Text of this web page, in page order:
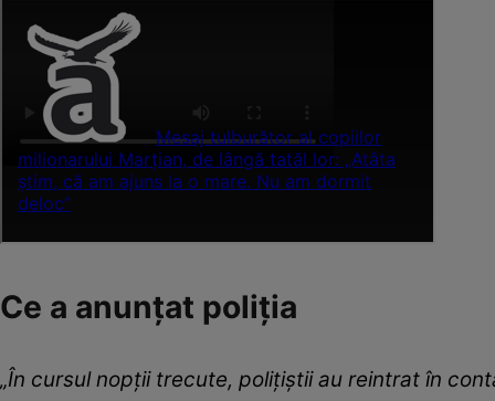
Ce a anunțat poliția
„În cursul nopții trecute, polițiștii au reintrat în